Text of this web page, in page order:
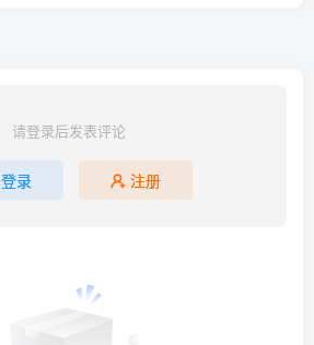
请登录后发表评论
登录 注册